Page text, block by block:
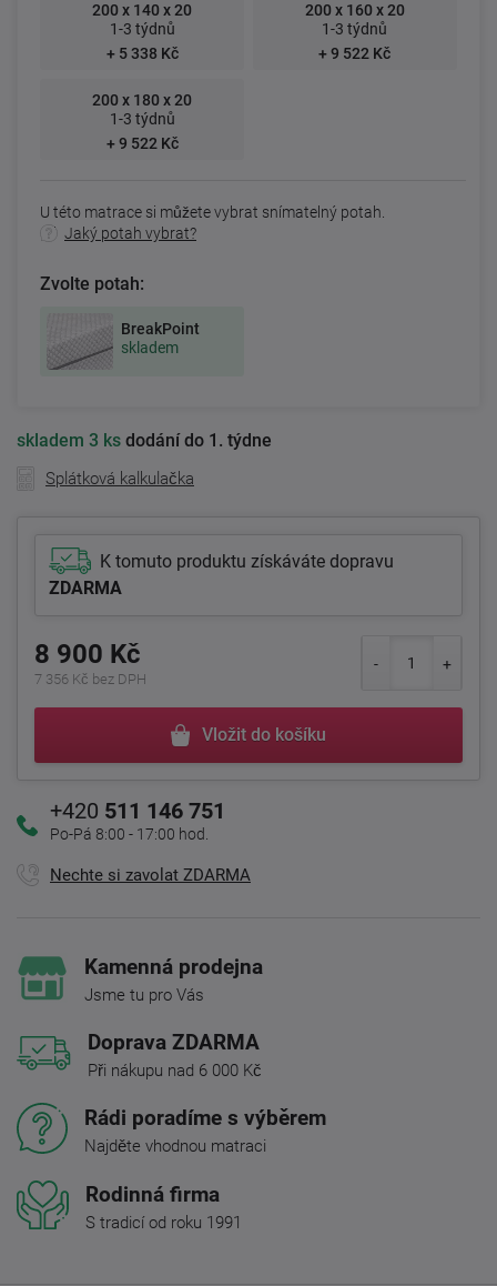
200 x 140 x 20
1-3 týdnů
+ 5 338 Kč
200 x 160 x 20
1-3 týdnů
+ 9 522 Kč
200 x 180 x 20
1-3 týdnů
+ 9 522 Kč
U této matrace si můžete vybrat snímatelný potah.
Jaký potah vybrat?
Zvolte potah:
BreakPoint
skladem
skladem 3 ks dodání do 1. týdne
Splátková kalkulačka
K tomuto produktu získáváte dopravu
ZDARMA
8 900 Kč
7 356 Kč bez DPH
Vložit do košíku
+420 511 146 751
Po-Pá 8:00 - 17:00 hod.
Nechte si zavolat ZDARMA
Kamenná prodejna
Jsme tu pro Vás
Doprava ZDARMA
Při nákupu nad 6 000 Kč
Rádi poradíme s výběrem
Najděte vhodnou matraci
Rodinná firma
S tradicí od roku 1991